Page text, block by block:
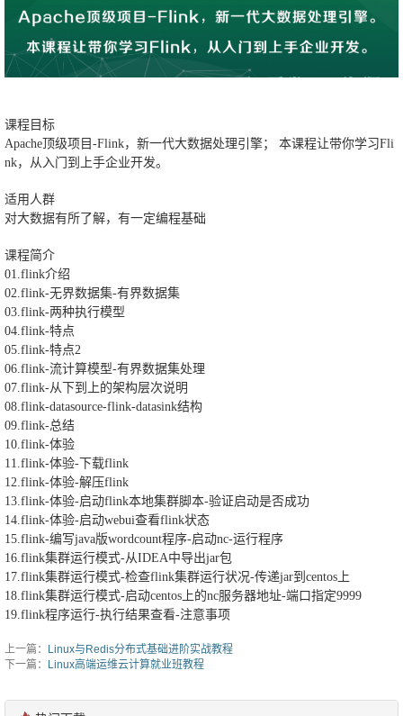
课程目标
Apache顶级项目-Flink，新一代大数据处理引擎； 本课程让带你学习Fli
nk，从入门到上手企业开发。
适用人群
对大数据有所了解，有一定编程基础
课程简介
01.flink介绍
02.flink-无界数据集-有界数据集
03.flink-两种执行模型
04.flink-特点
05.flink-特点2
06.flink-流计算模型-有界数据集处理
07.flink-从下到上的架构层次说明
08.flink-datasource-flink-datasink结构
09.flink-总结
10.flink-体验
11.flink-体验-下载flink
12.flink-体验-解压flink
13.flink-体验-启动flink本地集群脚本-验证启动是否成功
14.flink-体验-启动webui查看flink状态
15.flink-编写java版wordcount程序-启动nc-运行程序
16.flink集群运行模式-从IDEA中导出jar包
17.flink集群运行模式-检查flink集群运行状况-传递jar到centos上
18.flink集群运行模式-启动centos上的nc服务器地址-端口指定9999
19.flink程序运行-执行结果查看-注意事项
上一篇：
Linux与Redis分布式基础进阶实战教程
下一篇：
Linux高端运维云计算就业班教程